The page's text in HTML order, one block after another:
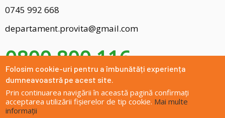
0745 992 668
departament.provita@gmail.com
0800 800 116
Folosim cookie-uri pentru a îmbunătăți experiența
dumneavoastră pe acest site.
Prin continuarea navigării în această pagină confirmați
acceptarea utilizării fișierelor de tip cookie. Mai multe
informații